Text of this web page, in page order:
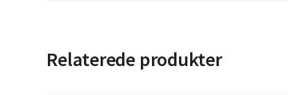
Relaterede produkter